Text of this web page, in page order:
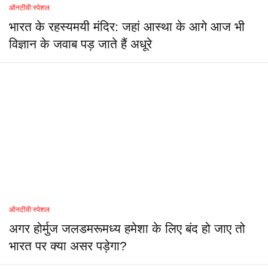
ऑनटीवी स्पेशल
भारत के रहस्यमयी मंदिर: जहां आस्था के आगे आज भी
विज्ञान के जवाब पड़ जाते हैं अधूरे
ऑनटीवी स्पेशल
अगर होर्मुज जलडमरूमध्य हमेशा के लिए बंद हो जाए तो
भारत पर क्या असर पड़ेगा?